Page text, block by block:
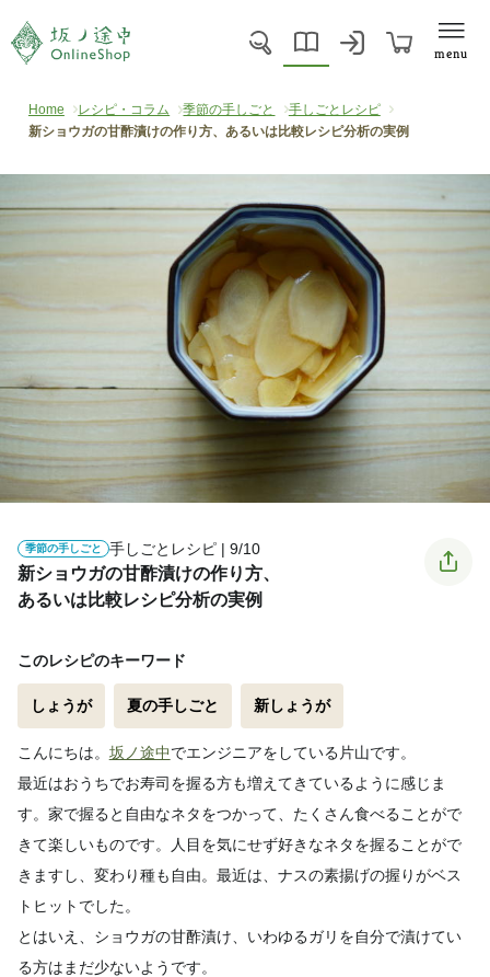
menu
Home レシピ・コラム 季節の手しごと
手しごとレシピ
新ショウガの甘酢漬けの作り方、あるいは比較レシピ分析の実例
季節の手しごと 手しごとレシピ | 9/10
新ショウガの甘酢漬けの作り方、
あるいは比較レシピ分析の実例
このレシピのキーワード
しょうが 夏の手しごと 新しょうが
こんにちは。 坂ノ途中でエンジニアをしている片山です。
最近はおうちでお寿司を握る方も増えてきているように感じま
す。家で握ると自由なネタをつかって、たくさん食べることがで
きて楽しいものです。人目を気にせず好きなネタを握ることがで
きますし、変わり種も自由。最近は、ナスの素揚げの握りがベス
トヒットでした。
とはいえ、ショウガの甘酢漬け、いわゆるガリを自分で漬けてい
る方はまだ少ないようです。